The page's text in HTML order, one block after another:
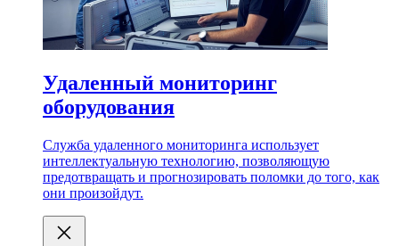
Удаленный мониторинг
оборудования
Служба удаленного мониторинга использует
интеллектуальную технологию, позволяющую
предотвращать и прогнозировать поломки до того, как
они произойдут.